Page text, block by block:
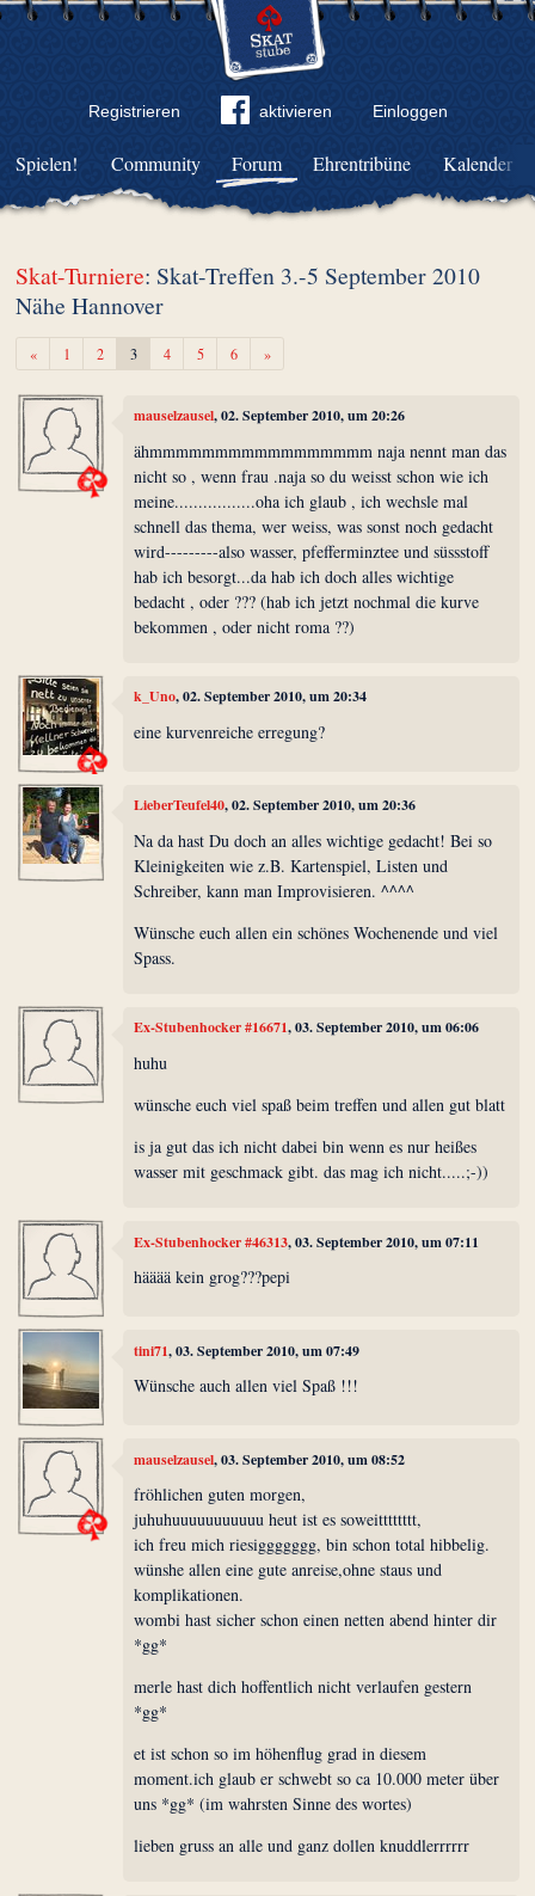
Registrieren aktivieren Einloggen
Community Forum Ehrentribüne Kalender
Spielen!
Skat-Turniere: Skat-Treffen 3.-5 September 2010
Nähe Hannover
«Zurück1 2 3 4 5 6 »Weiter
mauselzausel, 02. September 2010, um 20:26
ähmmmmmmmmmmmmmmmmm naja nennt man das
nicht so , wenn frau .naja so du weisst schon wie ich
meine.................oha ich glaub , ich wechsle mal
schnell das thema, wer weiss, was sonst noch gedacht
wird---------also wasser, pfefferminztee und süssstoff
hab ich besorgt...da hab ich doch alles wichtige
bedacht , oder ??? (hab ich jetzt nochmal die kurve
bekommen , oder nicht roma ??)
k_Uno, 02. September 2010, um 20:34
eine kurvenreiche erregung?
LieberTeufel40, 02. September 2010, um 20:36
Na da hast Du doch an alles wichtige gedacht! Bei so
Kleinigkeiten wie z.B. Kartenspiel, Listen und
Schreiber, kann man Improvisieren. ^^^^
Wünsche euch allen ein schönes Wochenende und viel
Spass.
Ex-Stubenhocker #16671, 03. September 2010, um 06:06
huhu
wünsche euch viel spaß beim treffen und allen gut blatt
is ja gut das ich nicht dabei bin wenn es nur heißes
wasser mit geschmack gibt. das mag ich nicht.....;-))
Ex-Stubenhocker #46313, 03. September 2010, um 07:11
hääää kein grog???pepi
tini71, 03. September 2010, um 07:49
Wünsche auch allen viel Spaß !!!
mauselzausel, 03. September 2010, um 08:52
fröhlichen guten morgen,
juhuhuuuuuuuuuuu heut ist es soweitttttttt,
ich freu mich riesiggggggg, bin schon total hibbelig.
wünshe allen eine gute anreise,ohne staus und
komplikationen.
wombi hast sicher schon einen netten abend hinter dir
*gg*
merle hast dich hoffentlich nicht verlaufen gestern
*gg*
et ist schon so im höhenflug grad in diesem
moment.ich glaub er schwebt so ca 10.000 meter über
uns *gg* (im wahrsten Sinne des wortes)
lieben gruss an alle und ganz dollen knuddlerrrrrr